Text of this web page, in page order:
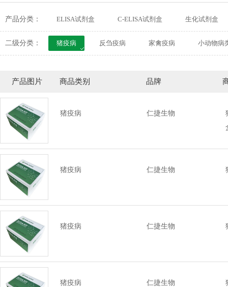
产品分类： ELISA试剂盒 C-ELISA试剂盒 生化试剂盒
动物疫病检测试剂盒
二级分类：
猪疫病 反刍疫病 家禽疫病 小动物病
产品图片 商品类别 品牌
猪疫病 仁捷生物
猪疫病 仁捷生物
猪疫病 仁捷生物
猪疫病 仁捷生物